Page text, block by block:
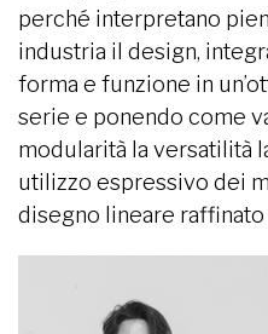
perché interpretano
industria il design,
forma e funzione in
serie e ponendo come
modularità la versatilità
utilizzo espressivo dei
disegno lineare raffinato